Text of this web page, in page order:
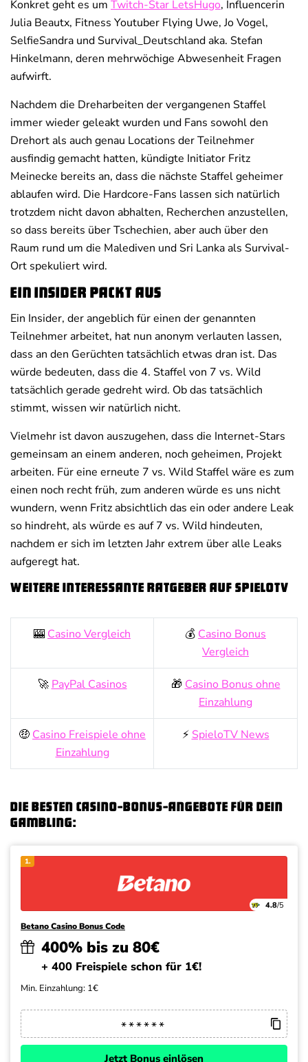
Konkret geht es um Twitch-Star LetsHugo, Influencerin
Julia Beautx, Fitness Youtuber Flying Uwe, Jo Vogel,
SelfieSandra und Survival_Deutschland aka. Stefan
Hinkelmann, deren mehrwöchige Abwesenheit Fragen
aufwirft.
Nachdem die Dreharbeiten der vergangenen Staffel
immer wieder geleakt wurden und Fans sowohl den
Drehort als auch genau Locations der Teilnehmer
ausfindig gemacht hatten, kündigte Initiator Fritz
Meinecke bereits an, dass die nächste Staffel geheimer
ablaufen wird. Die Hardcore-Fans lassen sich natürlich
trotzdem nicht davon abhalten, Recherchen anzustellen,
so dass bereits über Tschechien, aber auch über den
Raum rund um die Malediven und Sri Lanka als Survival-
Ort spekuliert wird.
Ein Insider packt aus
Ein Insider, der angeblich für einen der genannten
Teilnehmer arbeitet, hat nun anonym verlauten lassen,
dass an den Gerüchten tatsächlich etwas dran ist. Das
würde bedeuten, dass die 4. Staffel von 7 vs. Wild
tatsächlich gerade gedreht wird. Ob das tatsächlich
stimmt, wissen wir natürlich nicht.
Vielmehr ist davon auszugehen, dass die Internet-Stars
gemeinsam an einem anderen, noch geheimen, Projekt
arbeiten. Für eine erneute 7 vs. Wild Staffel wäre es zum
einen noch recht früh, zum anderen würde es uns nicht
wundern, wenn Fritz absichtlich das ein oder andere Leak
so hindreht, als würde es auf 7 vs. Wild hindeuten,
nachdem er sich im letzten Jahr extrem über alle Leaks
aufgeregt hat.
Weitere interessante Ratgeber auf SpieloTV
🎰 Casino Vergleich 💰 Casino Bonus
Vergleich
🚀 PayPal Casinos 🎁 Casino Bonus ohne
Einzahlung
🤑 Casino Freispiele ohne
Einzahlung
⚡ SpieloTV News
Die besten Casino-Bonus-Angebote für dein
Gambling:
1.
4.8/5
Betano Casino Bonus Code
400% bis zu 80€
+ 400 Freispiele schon für 1€!
Min. Einzahlung: 1€
Jetzt Bonus einlösen